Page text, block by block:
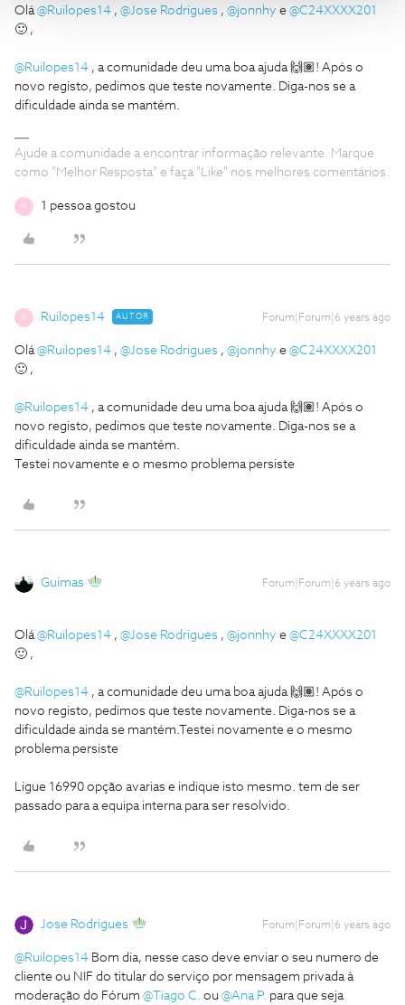
Olá@Ruilopes14 , @Jose Rodrigues , @jonnhy e @C24XXXX201
🙂 ,
@Ruilopes14 , a comunidade deu uma boa ajuda 🙌🏽! Após o
novo registo, pedimos que teste novamente. Diga-nos se a
dificuldade ainda se mantém.
Ajude a comunidade a encontrar informação relevante. Marque
como "Melhor Resposta" e faça "Like" nos melhores comentários.
R 1 pessoa gostou
R Ruilopes14 AUTOR Forum|Forum|6 years ago
Olá@Ruilopes14 , @Jose Rodrigues , @jonnhy e @C24XXXX201
🙂 ,
@Ruilopes14 , a comunidade deu uma boa ajuda 🙌🏽! Após o
novo registo, pedimos que teste novamente. Diga-nos se a
dificuldade ainda se mantém.
Testei novamente e o mesmo problema persiste
Guimas Forum|Forum|6 years ago
Olá@Ruilopes14 , @Jose Rodrigues , @jonnhy e @C24XXXX201
🙂 ,
@Ruilopes14 , a comunidade deu uma boa ajuda 🙌🏽! Após o
novo registo, pedimos que teste novamente. Diga-nos se a
dificuldade ainda se mantém. Testei novamente e o mesmo
problema persiste
Ligue 16990 opção avarias e indique isto mesmo. tem de ser
passado para a equipa interna para ser resolvido.
Jose Rodrigues Forum|Forum|6 years ago
@Ruilopes14 Bom dia, nesse caso deve enviar o seu numero de
cliente ou NIF do titular do serviço por mensagem privada à
moderação do Fórum @Tiago C. ou @Ana P. para que seja